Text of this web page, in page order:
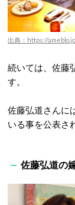
出典：https://
続いては、佐藤
す。
佐藤弘道さんに
いる事を公表さ
佐藤弘道の